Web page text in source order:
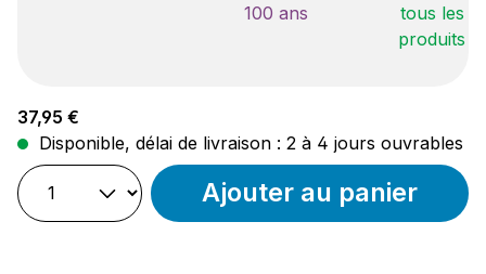
100 ans
tous les
produits
Prix régulier :
37,95 €
Disponible, délai de livraison : 2 à 4 jours ouvrables
Ajouter au panier